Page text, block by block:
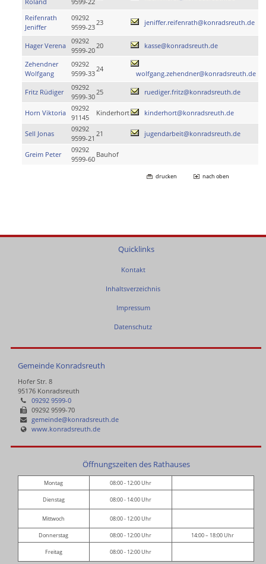
Reifenrath
Jeniffer
09292
9599-23
23 jeniffer.reifenrath@konradsreuth.de
Hager Verena
09292
9599-20
20 kasse@konradsreuth.de
Zehendner
Wolfgang
09292
9599-33
24
wolfgang.zehendner@konradsreuth.de
Fritz Rüdiger
09292
9599-30
25 ruediger.fritz@konradsreuth.de
Horn Viktoria
09292
91145
Kinderhort kinderhort@konradsreuth.de
Sell Jonas
09292
9599-21
21 jugendarbeit@konradsreuth.de
Greim Peter
09292
9599-60
Bauhof
drucken nach oben
Quicklinks
Kontakt
Inhaltsverzeichnis
Impressum
Datenschutz
Gemeinde Konradsreuth
Hofer Str. 8
95176 Konradsreuth
09292 9599-0
09292 9599-70
gemeinde@konradsreuth.de
www.konradsreuth.de
Öffnungszeiten des Rathauses
Montag 08:00 - 12:00 Uhr
Dienstag 08:00 - 14:00 Uhr
Mittwoch 08:00 - 12:00 Uhr
Donnerstag 08:00 - 12:00 Uhr 14:00 – 18:00 Uhr
Freitag 08:00 - 12:00 Uhr